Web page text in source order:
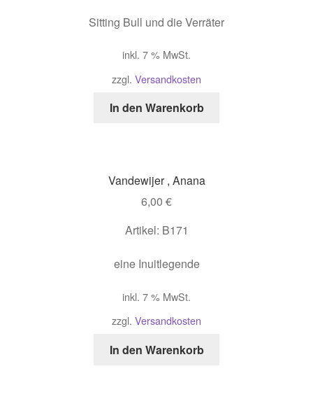
Sitting Bull und die Verräter
inkl. 7 % MwSt.
zzgl. Versandkosten
In den Warenkorb
Vandewijer , Anana
6,00 €
Artikel: B171
eine Inuitlegende
inkl. 7 % MwSt.
zzgl. Versandkosten
In den Warenkorb